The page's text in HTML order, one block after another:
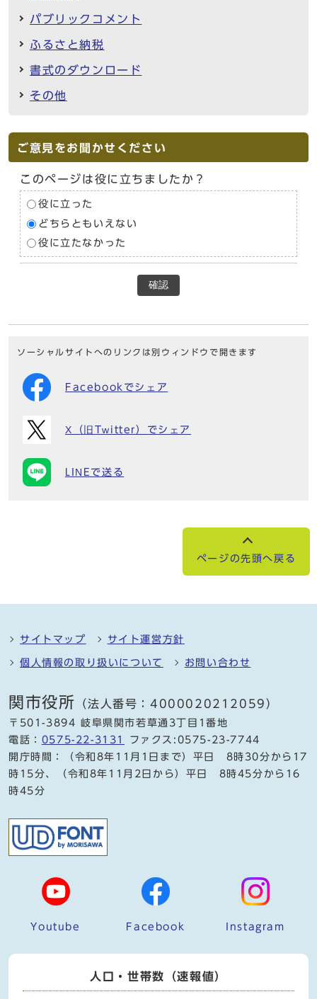
パブリックコメント
ふるさと納税
書式のダウンロード
その他
ご意見をお聞かせください
このページは役に立ちましたか？
役に立った
どちらともいえない
役に立たなかった
確認
ソーシャルサイトへのリンクは別ウィンドウで開きます
Facebookでシェア
X（旧Twitter）でシェア
LINEで送る
ページの先頭へ戻る
サイトマップ サイト運営方針
個人情報の取り扱いについて お問い合わせ
関市役所 （法人番号：4000020212059）
〒501-3894 岐阜県関市若草通3丁目1番地
電話： 0575-22-3131
ファクス:0575-23-7744
開庁時間：（令和8年11月1日まで）平日 8時30分から17
時15分、（令和8年11月2日から）平日 8時45分から16
時45分
Youtube Facebook Instagram
人口・世帯数（速報値）